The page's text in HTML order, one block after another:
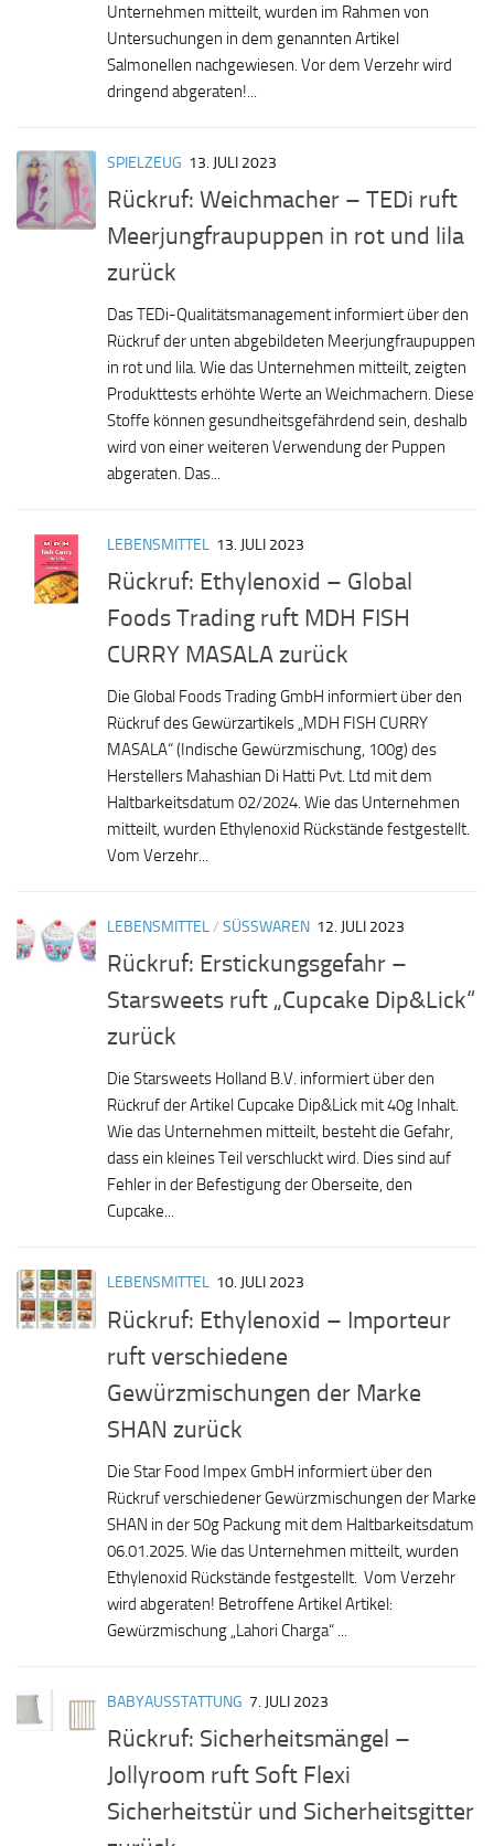
Unternehmen mitteilt, wurden im Rahmen von
Untersuchungen in dem genannten Artikel
Salmonellen nachgewiesen. Vor dem Verzehr wird
dringend abgeraten!...
SPIELZEUG 13. JULI 2023
Rückruf: Weichmacher – TEDi ruft
Meerjungfraupuppen in rot und lila
zurück
Das TEDi-Qualitätsmanagement informiert über den
Rückruf der unten abgebildeten Meerjungfraupuppen
in rot und lila. Wie das Unternehmen mitteilt, zeigten
Produkttests erhöhte Werte an Weichmachern. Diese
Stoffe können gesundheitsgefährdend sein, deshalb
wird von einer weiteren Verwendung der Puppen
abgeraten. Das...
LEBENSMITTEL 13. JULI 2023
Rückruf: Ethylenoxid – Global
Foods Trading ruft MDH FISH
CURRY MASALA zurück
Die Global Foods Trading GmbH informiert über den
Rückruf des Gewürzartikels „MDH FISH CURRY
MASALA“ (Indische Gewürzmischung, 100g) des
Herstellers Mahashian Di Hatti Pvt. Ltd mit dem
Haltbarkeitsdatum 02/2024. Wie das Unternehmen
mitteilt, wurden Ethylenoxid Rückstände festgestellt.
Vom Verzehr...
LEBENSMITTEL/ SÜSSWAREN 12. JULI 2023
Rückruf: Erstickungsgefahr –
Starsweets ruft „Cupcake Dip&Lick“
zurück
Die Starsweets Holland B.V. informiert über den
Rückruf der Artikel Cupcake Dip&Lick mit 40g Inhalt.
Wie das Unternehmen mitteilt, besteht die Gefahr,
dass ein kleines Teil verschluckt wird. Dies sind auf
Fehler in der Befestigung der Oberseite, den
Cupcake...
LEBENSMITTEL 10. JULI 2023
Rückruf: Ethylenoxid – Importeur
ruft verschiedene
Gewürzmischungen der Marke
SHAN zurück
Die Star Food Impex GmbH informiert über den
Rückruf verschiedener Gewürzmischungen der Marke
SHAN in der 50g Packung mit dem Haltbarkeitsdatum
06.01.2025. Wie das Unternehmen mitteilt, wurden
Ethylenoxid Rückstände festgestellt. Vom Verzehr
wird abgeraten! Betroffene Artikel Artikel:
Gewürzmischung „Lahori Charga“ ...
BABYAUSSTATTUNG 7. JULI 2023
Rückruf: Sicherheitsmängel –
Jollyroom ruft Soft Flexi
Sicherheitstür und Sicherheitsgitter